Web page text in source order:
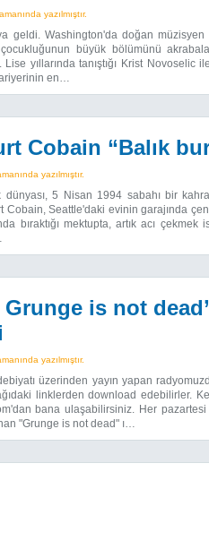
yazılmıştır.
geldi. Washington'da doğan müzisyen
büyük bölümünü
yıllarında tanıştığı Krist Novoselic
en…
Cobain “Balık
yazılmıştır.
5 Nisan 1994 sabahı bir
Cobain, Seattle'daki evinin garajında
bıraktığı mektupta, artık acı
is not
yazılmıştır.
üzerinden yayın yapan
linklerden download edebilirler.
bana ulaşabilirsiniz. Her
"Grunge is not dead" ı…